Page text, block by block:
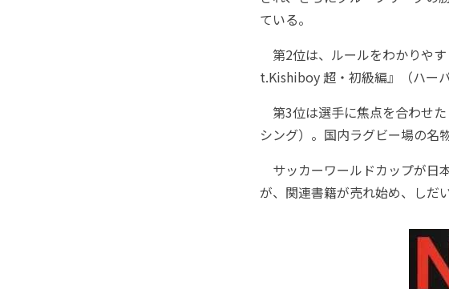
ている。
第2位は、ルールをわかりや
t.Kishiboy 超・初級編』（ハー
第3位は選手に焦点を合わせ
シング）。国内ラグビー場の名
サッカーワールドカップが日
が、関連書籍が売れ始め、しだ